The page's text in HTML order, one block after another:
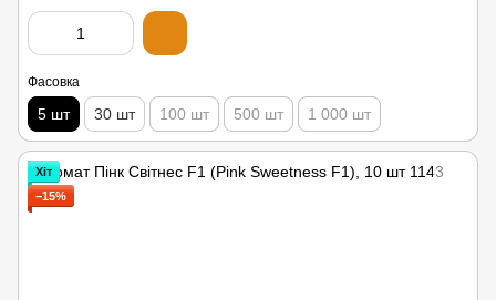
Фасовка
5 шт 30 шт 100 шт 500 шт 1 000 шт
Хіт
−15%